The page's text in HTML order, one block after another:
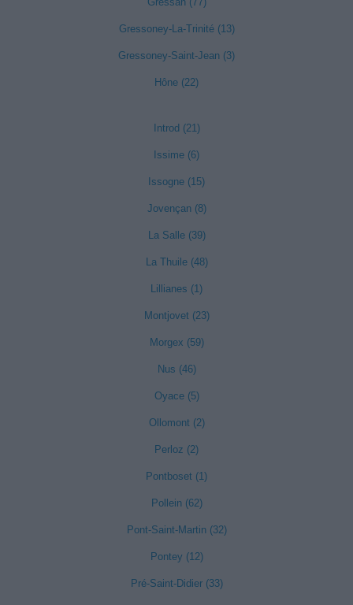
Gressoney-La-Trinité (13)
Gressoney-Saint-Jean (3)
Hône (22)
Introd (21)
Issime (6)
Issogne (15)
Jovençan (8)
La Salle (39)
La Thuile (48)
Lillianes (1)
Montjovet (23)
Morgex (59)
Nus (46)
Oyace (5)
Ollomont (2)
Perloz (2)
Pontboset (1)
Pollein (62)
Pont-Saint-Martin (32)
Pontey (12)
Pré-Saint-Didier (33)